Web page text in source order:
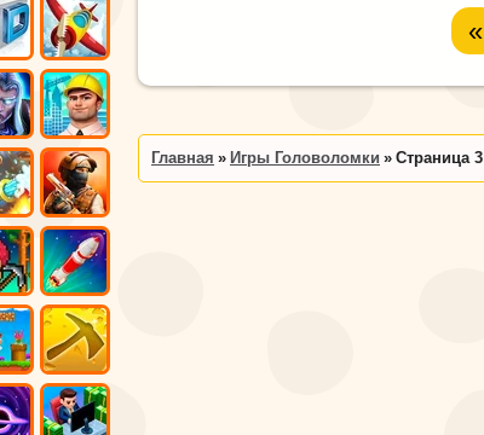
«
Главная Игры Головоломки Страница 3